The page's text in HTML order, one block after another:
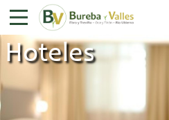
Hoteles